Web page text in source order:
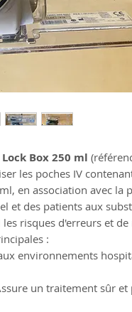
Box 250 ml
les poches IV
en association avec la
et des patients aux
risques d'erreurs et de
:
environnements
un traitement sûr et